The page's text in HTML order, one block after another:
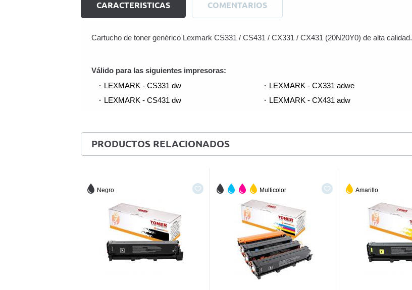
CARACTERISTICAS COMENTARIOS
Cartucho de toner genérico Lexmark CS331 / CS431 / CX331 / CX431 (20N20Y0) de alta calidad.
Válido para las siguientes impresoras:
LEXMARK - CS331 dw
LEXMARK - CS431 dw
LEXMARK - CX331 adwe
LEXMARK - CX431 adw
PRODUCTOS RELACIONADOS
Negro Multicolor Amarillo